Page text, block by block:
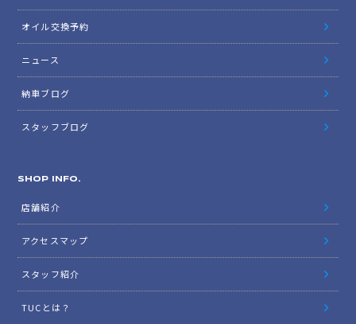
オイル交換予約
ニュース
納車ブログ
スタッフブログ
SHOP INFO.
店舗紹介
アクセスマップ
スタッフ紹介
TUCとは？